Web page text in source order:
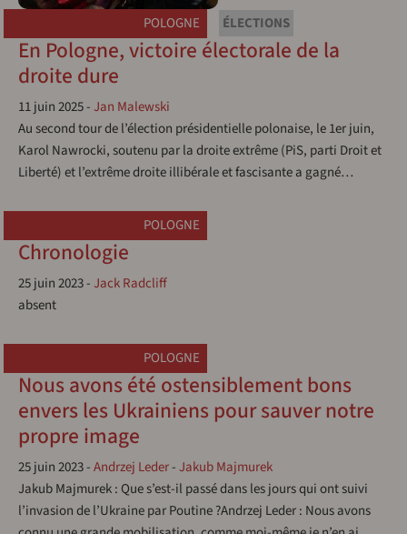
POLOGNE ÉLECTIONS
En Pologne, victoire électorale de la
droite dure
11 juin 2025-Jan Malewski
Au second tour de l’élection présidentielle polonaise, le 1er juin,
Karol Nawrocki, soutenu par la droite extrême (PiS, parti Droit et
Liberté) et l’extrême droite illibérale et fascisante a gagné…
POLOGNE
Chronologie
25 juin 2023-Jack Radcliff
absent
POLOGNE
Nous avons été ostensiblement bons
envers les Ukrainiens pour sauver notre
propre image
25 juin 2023-Andrzej Leder-Jakub Majmurek
Jakub Majmurek : Que s’est-il passé dans les jours qui ont suivi
l’invasion de l’Ukraine par Poutine ?Andrzej Leder : Nous avons